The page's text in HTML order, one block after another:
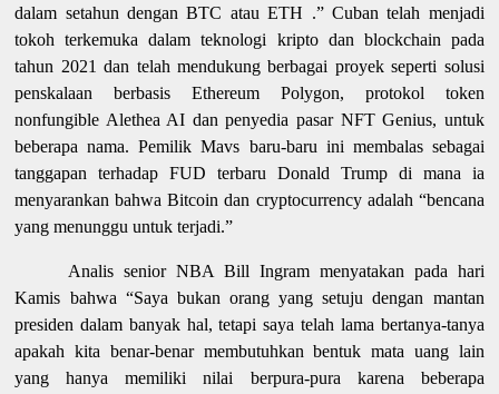
dalam setahun dengan BTC atau ETH .” Cuban telah menjadi
tokoh terkemuka dalam teknologi kripto dan blockchain pada
tahun 2021 dan telah mendukung berbagai proyek seperti solusi
penskalaan berbasis Ethereum Polygon, protokol token
nonfungible Alethea AI dan penyedia pasar NFT Genius, untuk
beberapa nama. Pemilik Mavs baru-baru ini membalas sebagai
tanggapan terhadap FUD terbaru Donald Trump di mana ia
menyarankan bahwa Bitcoin dan cryptocurrency adalah “bencana
yang menunggu untuk terjadi.”
Analis senior NBA Bill Ingram menyatakan pada hari
Kamis bahwa “Saya bukan orang yang setuju dengan mantan
presiden dalam banyak hal, tetapi saya telah lama bertanya-tanya
apakah kita benar-benar membutuhkan bentuk mata uang lain
yang hanya memiliki nilai berpura-pura karena beberapa